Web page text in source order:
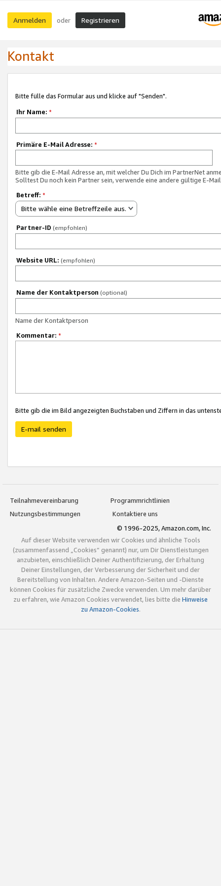
Anmelden oder Registrieren
Kontakt
Bitte fülle das Formular aus und klicke auf "Senden".
Ihr Name: *
Primäre E-Mail Adresse: *
Bitte gib die E-Mail Adresse an, mit welcher Du Dich im PartnerNet
Solltest Du noch kein Partner sein, verwende eine andere gültige E-
Betreff: *
Bitte wähle eine Betreffzeile aus.
Partner-ID (empfohlen)
Website URL: (empfohlen)
Name der Kontaktperson (optional)
Name der Kontaktperson
Kommentar: *
Bitte gib die im Bild angezeigten Buchstaben und Ziffern in das
E-mail senden
Teilnahmevereinbarung
Programmrichtlinien
Nutzungsbestimmungen
Kontaktiere uns
© 1996-2025, Amazon.com, Inc.
Auf dieser Website verwenden wir Cookies und ähnliche Tools
(zusammenfassend „Cookies“ genannt) nur, um Dir Dienstleistungen
anzubieten, einschließlich Deiner Authentifizierung, der Erhaltung
Deiner Einstellungen, der Verbesserung der Sicherheit und der
Bereitstellung von Inhalten. Andere Amazon-Seiten und -Dienste
können Cookies für zusätzliche Zwecke verwenden. Um mehr darüber
zu erfahren, wie Amazon Cookies verwendet, lies bitte die Hinweise
zu Amazon-Cookies.